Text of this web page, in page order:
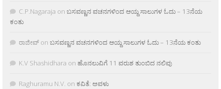
C.P.Nagaraja on ಬಸವಣ್ಣನ ವಚನಗಳಿಂದ ಆಯ್ದ ಸಾಲುಗಳ ಓದು – 13ನೆಯ
ಕಂತು
ರಾಜೀವ್ on ಬಸವಣ್ಣನ ವಚನಗಳಿಂದ ಆಯ್ದ ಸಾಲುಗಳ ಓದು – 13ನೆಯ ಕಂತು
K.V Shashidhara on ಹೊನಲುವಿಗೆ 11 ವರುಶ ತುಂಬಿದ ನಲಿವು
Raghuramu N.V. on ಕವಿತೆ: ಅವಳು